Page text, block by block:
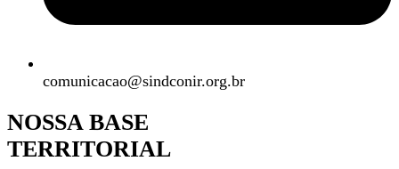
comunicacao@sindconir.org.br
NOSSA BASE
TERRITORIAL